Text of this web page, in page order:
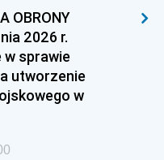
1946
1939
1936
OBRONY
2026 r.
sprawie
utworzenie
w